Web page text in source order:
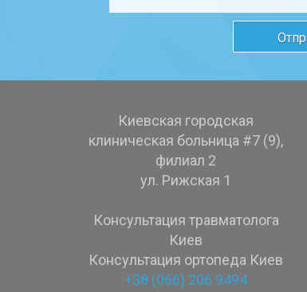
Киевская городская
клиническая больница #7 (9),
филиал 2
ул. Рижская 1
Консультация травматолога
Киев
Консультация ортопеда Киев
+38 (066) 206 9494